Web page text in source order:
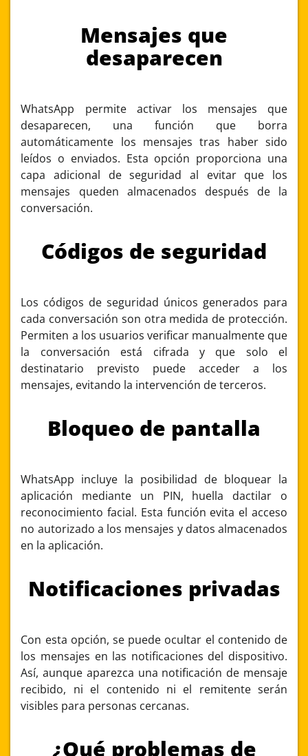
Mensajes que
desaparecen
WhatsApp permite activar los mensajes que
desaparecen, una función que borra
automáticamente los mensajes tras haber sido
leídos o enviados. Esta opción proporciona una
capa adicional de seguridad al evitar que los
mensajes queden almacenados después de la
conversación.
Códigos de seguridad
Los códigos de seguridad únicos generados para
cada conversación son otra medida de protección.
Permiten a los usuarios verificar manualmente que
la conversación está cifrada y que solo el
destinatario previsto puede acceder a los
mensajes, evitando la intervención de terceros.
Bloqueo de pantalla
WhatsApp incluye la posibilidad de bloquear la
aplicación mediante un PIN, huella dactilar o
reconocimiento facial. Esta función evita el acceso
no autorizado a los mensajes y datos almacenados
en la aplicación.
Notificaciones privadas
Con esta opción, se puede ocultar el contenido de
los mensajes en las notificaciones del dispositivo.
Así, aunque aparezca una notificación de mensaje
recibido, ni el contenido ni el remitente serán
visibles para personas cercanas.
¿Qué problemas de